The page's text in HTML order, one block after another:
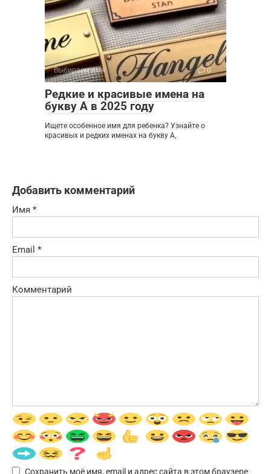
Выбираем имя 0
Редкие и красивые имена на
букву А в 2025 году
Ищете особенное имя для ребенка? Узнайте о
красивых и редких именах на букву А,
Добавить комментарий
Имя *
Email *
Комментарий
Сохранить моё имя, email и адрес сайта в этом браузере